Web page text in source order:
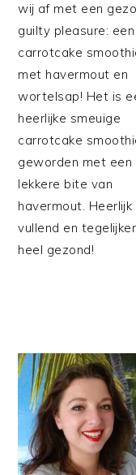
wij af met een
guilty pleasure: een
carrotcake
met havermout en
wortelsap! Het is
heerlijke smeuige
carrotcake
geworden met een
lekkere bite van
havermout. Heerlijk
vullend en
heel gezond!